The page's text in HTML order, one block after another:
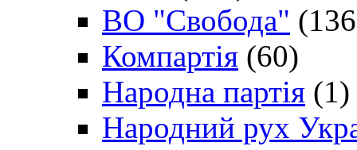
ВО "Свобода"
Компартія (60)
Народна партія (1)
Народний рух